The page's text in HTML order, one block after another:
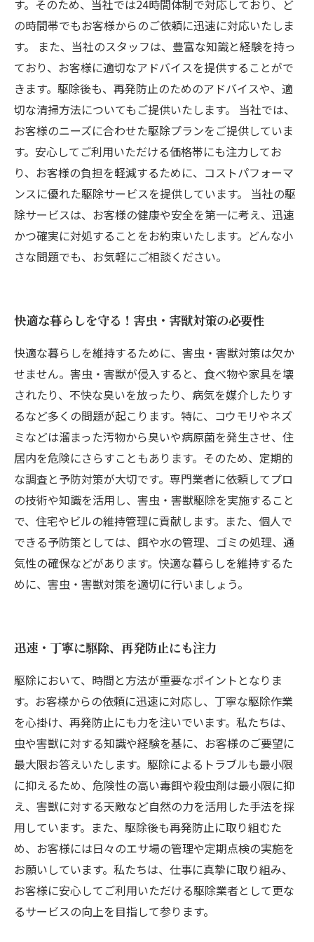
す。そのため、当社では24時間体制で対応しており、ど
の時間帯でもお客様からのご依頼に迅速に対応いたしま
す。 また、当社のスタッフは、豊富な知識と経験を持っ
ており、お客様に適切なアドバイスを提供することがで
きます。駆除後も、再発防止のためのアドバイスや、適
切な清掃方法についてもご提供いたします。 当社では、
お客様のニーズに合わせた駆除プランをご提供していま
す。安心してご利用いただける価格帯にも注力してお
り、お客様の負担を軽減するために、コストパフォーマ
ンスに優れた駆除サービスを提供しています。 当社の駆
除サービスは、お客様の健康や安全を第一に考え、迅速
かつ確実に対処することをお約束いたします。どんな小
さな問題でも、お気軽にご相談ください。
快適な暮らしを守る！害虫・害獣対策の必要性
快適な暮らしを維持するために、害虫・害獣対策は欠か
せません。害虫・害獣が侵入すると、食べ物や家具を壊
されたり、不快な臭いを放ったり、病気を媒介したりす
るなど多くの問題が起こります。特に、コウモリやネズ
ミなどは溜まった汚物から臭いや病原菌を発生させ、住
居内を危険にさらすこともあります。そのため、定期的
な調査と予防対策が大切です。専門業者に依頼してプロ
の技術や知識を活用し、害虫・害獣駆除を実施すること
で、住宅やビルの維持管理に貢献します。また、個人で
できる予防策としては、餌や水の管理、ゴミの処理、通
気性の確保などがあります。快適な暮らしを維持するた
めに、害虫・害獣対策を適切に行いましょう。
迅速・丁寧に駆除、再発防止にも注力
駆除において、時間と方法が重要なポイントとなりま
す。お客様からの依頼に迅速に対応し、丁寧な駆除作業
を心掛け、再発防止にも力を注いでいます。私たちは、
虫や害獣に対する知識や経験を基に、お客様のご要望に
最大限お答えいたします。駆除によるトラブルも最小限
に抑えるため、危険性の高い毒餌や殺虫剤は最小限に抑
え、害獣に対する天敵など自然の力を活用した手法を採
用しています。また、駆除後も再発防止に取り組むた
め、お客様には日々のエサ場の管理や定期点検の実施を
お願いしています。私たちは、仕事に真摯に取り組み、
お客様に安心してご利用いただける駆除業者として更な
るサービスの向上を目指して参ります。